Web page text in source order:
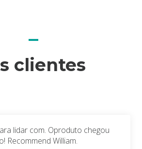
clientes
lidar com. Oproduto chegou
Recommend William.